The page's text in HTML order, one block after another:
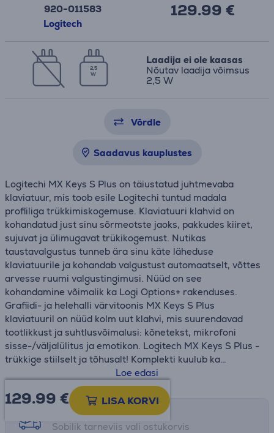
920-011583
Logitech
129.99 €
2,5
W
Laadija ei ole kaasas
Nõutav laadija võimsus
2,5 W
Võrdle
Saadavus kauplustes
Logitechi MX Keys S Plus on täiustatud juhtmevaba
klaviatuur, mis toob esile Logitechi tuntud madala
profiiliga trükkimiskogemuse. Klaviatuuri klahvid on
kohandatud just sinu sõrmeotste jaoks, pakkudes kiiret,
sujuvat ja ülimugavat trükikogemust. Nutikas
taustavalgustus tunneb ära sinu käte läheduse
klaviatuurile ja kohandab valgustust automaatselt, võttes
arvesse ruumi valgustingimusi. Nüüd on see
kohandamine võimalik ka Logi Options+ rakenduses.
Grafiidi- ja helehalli värvitoonis MX Keys S Plus
klaviatuuril on nüüd kolm uut klahvi, mis suurendavad
tootlikkust ja suhtlusvõimalusi: kõnetekst, mikrofoni
sisse-/väljalülitus ja emotikon. Logitech MX Keys S Plus -
trükkige stiilselt ja tõhusalt! Komplekti kuulub ka
Loe edasi
129.99 € LISA KORVI
Tarne võimalused
Sobilik tarneviis vali ostukorvis